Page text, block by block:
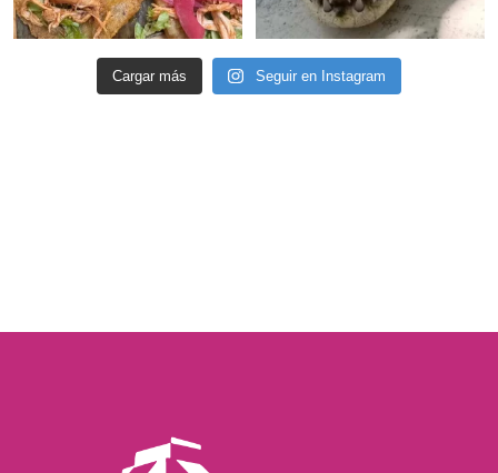
Cargar más Seguir en Instagram